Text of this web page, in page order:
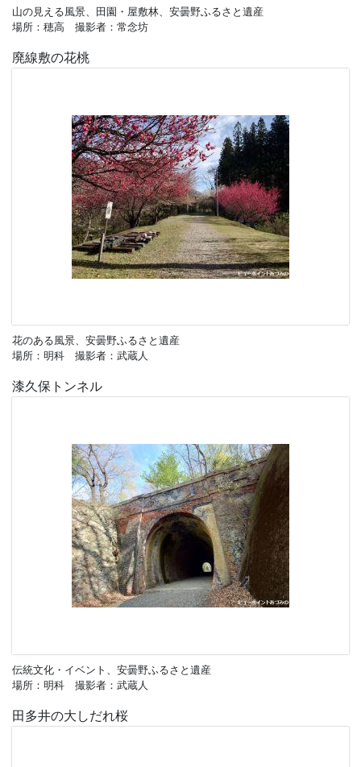
山の見える風景、田園・屋敷林、安曇野ふるさと遺産
場所：穂高 撮影者：常念坊
廃線敷の花桃
花のある風景、安曇野ふるさと遺産
場所：明科 撮影者：武蔵人
漆久保トンネル
伝統文化・イベント、安曇野ふるさと遺産
場所：明科 撮影者：武蔵人
田多井の大しだれ桜